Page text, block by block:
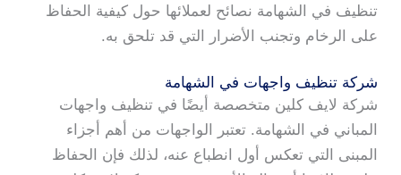
تنظيف في الشهامة نصائح لعملائها حول كيفية الحفاظ
على الرخام وتجنب الأضرار التي قد تلحق به.
شركة تنظيف واجهات في الشهامة
شركة لايف كلين متخصصة أيضًا في تنظيف واجهات
المباني في الشهامة. تعتبر الواجهات من أهم أجزاء
المبنى التي تعكس أول انطباع عنه، لذلك فإن الحفاظ